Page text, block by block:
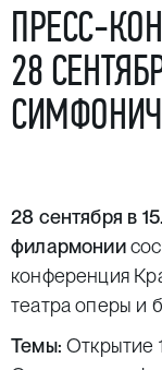
ПРЕСС-
28
28 сентября в
филармонии
конференция
театра оперы и
Темы: Открытие